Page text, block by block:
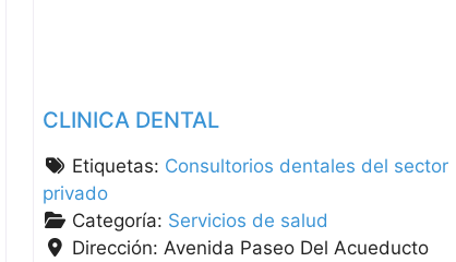
CLINICA DENTAL
Etiquetas: Consultorios dentales del sector
privado
Categoría: Servicios de salud
Dirección: Avenida Paseo Del Acueducto